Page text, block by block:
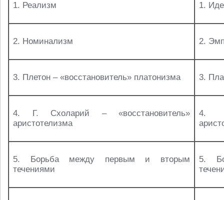
1. Реализм 1.
2. Номинализм 2.
3. Плетон – «восстановитель» платонизма 3.
4. Г. Схоларий – «восстановитель»
аристотелизма
4.
5. Борьба между первым и вторым
течениями
5.